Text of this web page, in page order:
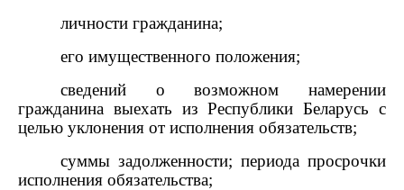
личности гражданина;
его имущественного положения;
сведений о возможном намерении
гражданина выехать из Республики Беларусь с
целью уклонения от исполнения обязательств;
суммы задолженности; периода просрочки
исполнения обязательства;